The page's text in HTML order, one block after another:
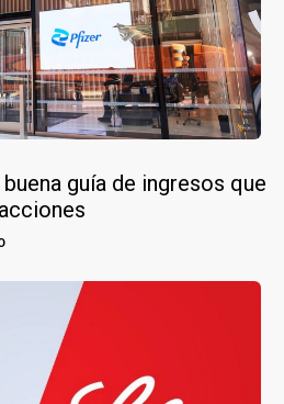
guía de ingresos que